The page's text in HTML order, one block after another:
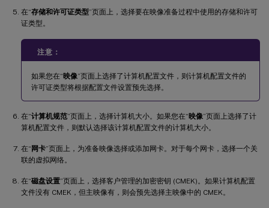
在“存储和许可证类型”页面上，选择要在映像准备过程中使用的存储和许可
证类型。
注意：
如果您在“映像”页面上选择了计算机配置文件，则计算机配置文件的
许可证类型将根据配置文件设置预先选择。
在“计算机规范”页面上，选择计算机大小。如果您在“映像”页面上选择了计
算机配置文件，则默认选择该计算机配置文件的计算机大小。
在“网卡”页面上，为准备映像选择或添加网卡。对于每个网卡，选择一个关
联的虚拟网络。
在“磁盘设置”页面上，选择客户管理的加密密钥 (CMEK)。如果计算机配置
文件没有 CMEK，但主映像有，则会预先选择主映像中的 CMEK。